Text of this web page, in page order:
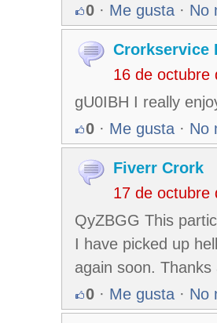
0 · Me gusta · No
Crorkservice
16 de octubre
gU0IBH I really
0 · Me gusta · No
Fiverr Crork
17 de octubre
QyZBGG This
I have picked up
again soon. Thanks
0 · Me gusta · No